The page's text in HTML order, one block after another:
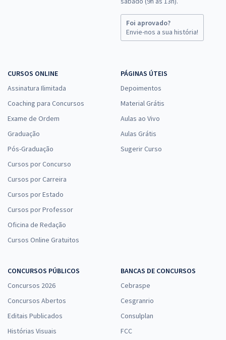
Foi aprovado?
Envie-nos a sua história!
CURSOS ONLINE
Assinatura Ilimitada
Coaching para Concursos
Exame de Ordem
Graduação
Pós-Graduação
Cursos por Concurso
Cursos por Carreira
Cursos por Estado
Cursos por Professor
Oficina de Redação
Cursos Online Gratuitos
PÁGINAS ÚTEIS
Depoimentos
Material Grátis
Aulas ao Vivo
Aulas Grátis
Sugerir Curso
CONCURSOS PÚBLICOS
Concursos 2026
Concursos Abertos
Editais Publicados
Histórias Visuais
BANCAS DE CONCURSOS
Cebraspe
Cesgranrio
Consulplan
FCC